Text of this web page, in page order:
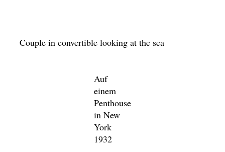
Couple in convertible looking at the sea
Auf
einem
Penthouse
in New
York
1932